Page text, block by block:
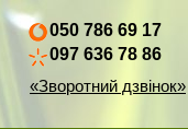
050 786 69 17
097 636 78 86
«Зворотний дзвінок»